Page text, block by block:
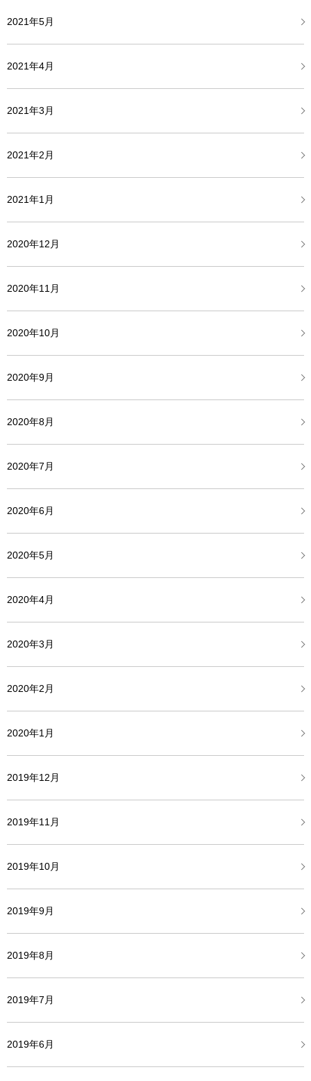
2021年5月
2021年4月
2021年3月
2021年2月
2021年1月
2020年12月
2020年11月
2020年10月
2020年9月
2020年8月
2020年7月
2020年6月
2020年5月
2020年4月
2020年3月
2020年2月
2020年1月
2019年12月
2019年11月
2019年10月
2019年9月
2019年8月
2019年7月
2019年6月